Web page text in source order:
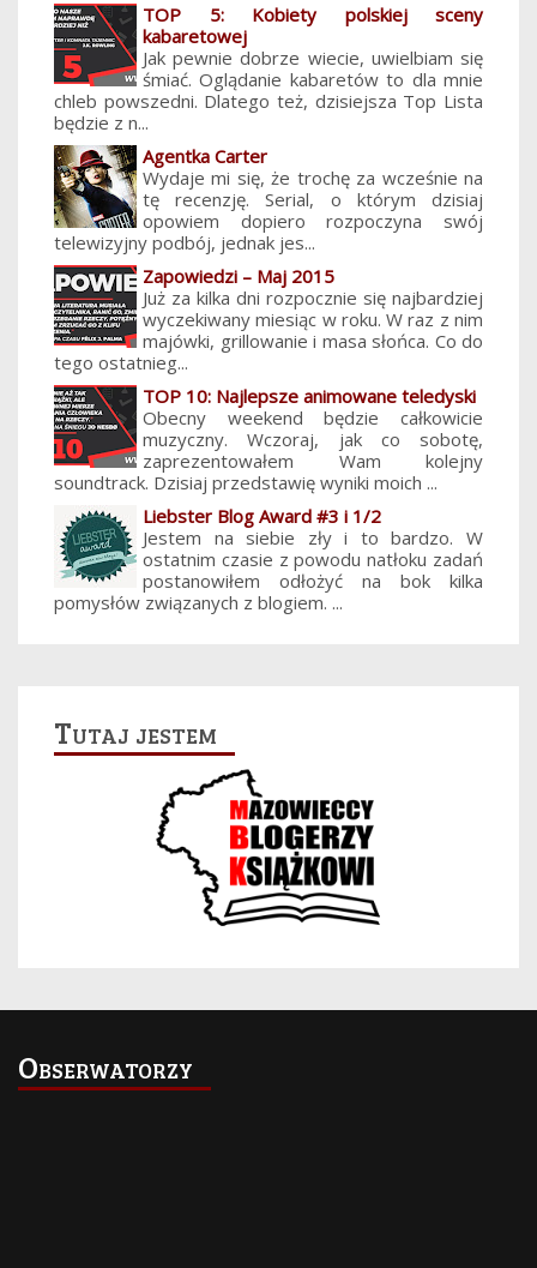
TOP 5: Kobiety polskiej sceny
kabaretowej
Jak pewnie dobrze wiecie, uwielbiam się
śmiać. Oglądanie kabaretów to dla mnie
chleb powszedni. Dlatego też, dzisiejsza Top Lista
będzie z n...
Agentka Carter
Wydaje mi się, że trochę za wcześnie na
tę recenzję. Serial, o którym dzisiaj
opowiem dopiero rozpoczyna swój
telewizyjny podbój, jednak jes...
Zapowiedzi – Maj 2015
Już za kilka dni rozpocznie się najbardziej
wyczekiwany miesiąc w roku. W raz z nim
majówki, grillowanie i masa słońca. Co do
tego ostatnieg...
TOP 10: Najlepsze animowane teledyski
Obecny weekend będzie całkowicie
muzyczny. Wczoraj, jak co sobotę,
zaprezentowałem Wam kolejny
soundtrack. Dzisiaj przedstawię wyniki moich ...
Liebster Blog Award #3 i 1/2
Jestem na siebie zły i to bardzo. W
ostatnim czasie z powodu natłoku zadań
postanowiłem odłożyć na bok kilka
pomysłów związanych z blogiem. ...
Tutaj jestem
Obserwatorzy